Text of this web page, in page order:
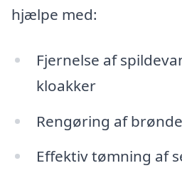
hjælpe med:
Fjernelse af
kloakker
Rengøring af
Effektiv tømning af